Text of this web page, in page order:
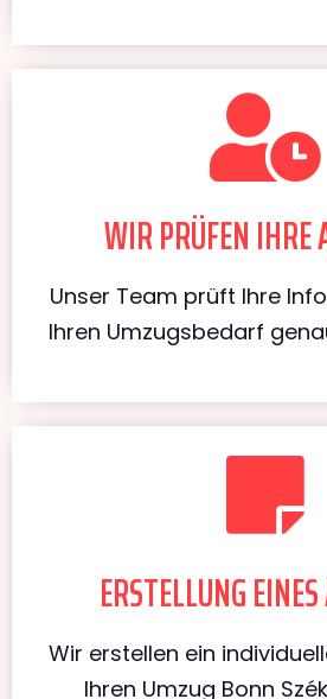
WIR PRÜFEN IHRE
Unser Team prüft Ihre
Ihren Umzugsbedarf
ERSTELLUNG
Wir erstellen ein
Ihren Umzug Bonn